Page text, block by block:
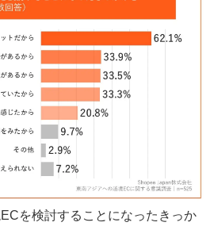
を検討することになったきっか